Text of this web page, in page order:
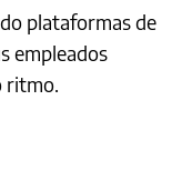
plataformas de
empleados
ritmo.